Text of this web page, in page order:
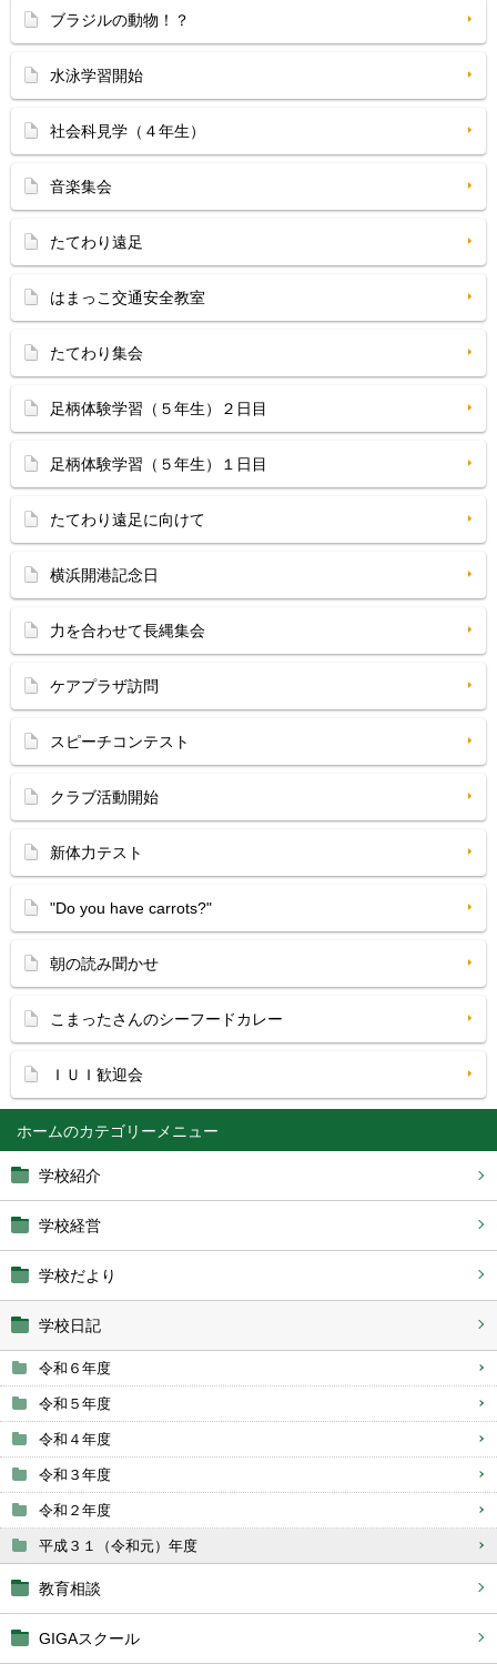
ホーム
学校紹介
学校経営
学校だより
学校日記
令和６年度
令和５年度
令和４年度
令和３年度
令和２年度
平成３１（令和元）年度
教育相談
GIGAスクール
ブラジルの動物！？
水泳学習開始
社会科見学（４年生）
音楽集会
たてわり遠足
はまっこ交通安全教室
たてわり集会
足柄体験学習（５年生）２日目
足柄体験学習（５年生）１日目
たてわり遠足に向けて
横浜開港記念日
力を合わせて長縄集会
ケアプラザ訪問
スピーチコンテスト
クラブ活動開始
新体力テスト
"Do you have carrots?"
朝の読み聞かせ
こまったさんのシーフードカレー
ＩＵＩ歓迎会